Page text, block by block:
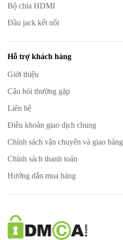
Bộ chia HDMI
Đầu jack kết nối
Hỗ trợ khách hàng
Giới thiệu
Câu hỏi thường gặp
Liên hệ
Điều khoản giao dịch chung
Chính sách vận chuyển và giao hàng
Chính sách thanh toán
Hướng dẫn mua hàng